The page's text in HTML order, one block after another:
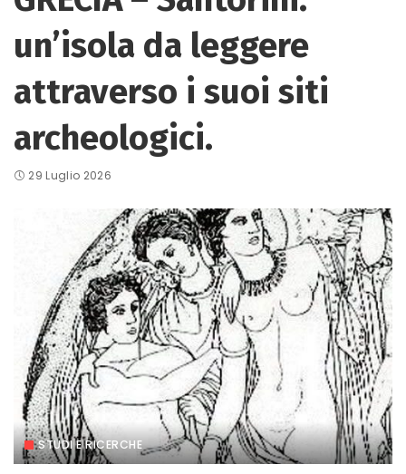
un’isola da leggere
attraverso i suoi siti
archeologici.
29 Luglio 2026
STUDI E RICERCHE